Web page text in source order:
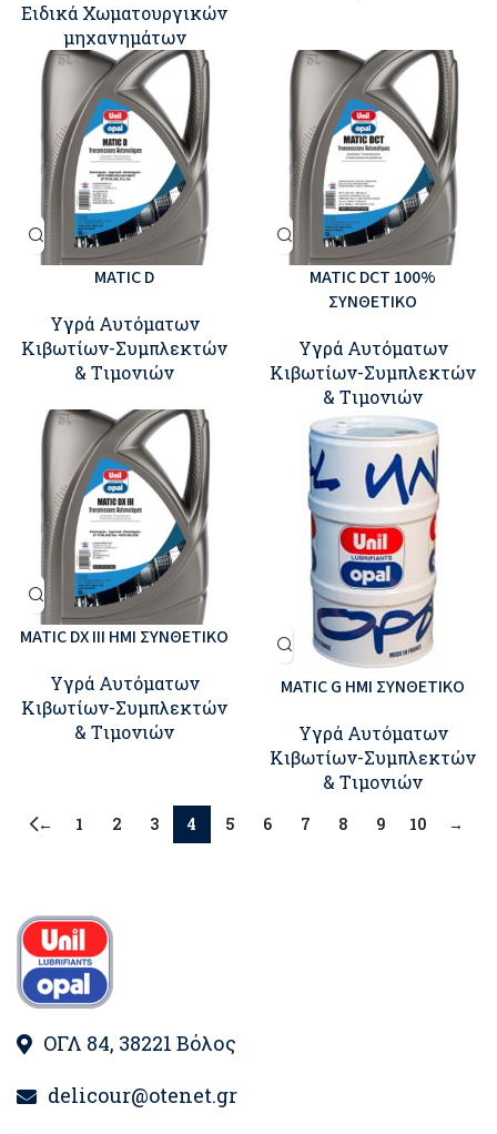
Ειδικά Χωματουργικών
μηχανημάτων
MATIC D
Υγρά Αυτόματων
Κιβωτίων-Συμπλεκτών
& Tιμονιών
MATIC DCT 100%
ΣΥΝΘΕΤΙΚΟ
Υγρά Αυτόματων
Κιβωτίων-Συμπλεκτών
& Tιμονιών
MATIC DX III ΗΜΙ ΣΥΝΘΕΤΙΚΟ
Υγρά Αυτόματων
Κιβωτίων-Συμπλεκτών
& Tιμονιών
MATIC G ΗΜΙ ΣΥΝΘΕΤΙΚΟ
Υγρά Αυτόματων
Κιβωτίων-Συμπλεκτών
& Tιμονιών
← 1 2 3 4 5 6 7 8 9 10 →
ΟΓΛ 84, 38221 Βόλος
delicour@otenet.gr